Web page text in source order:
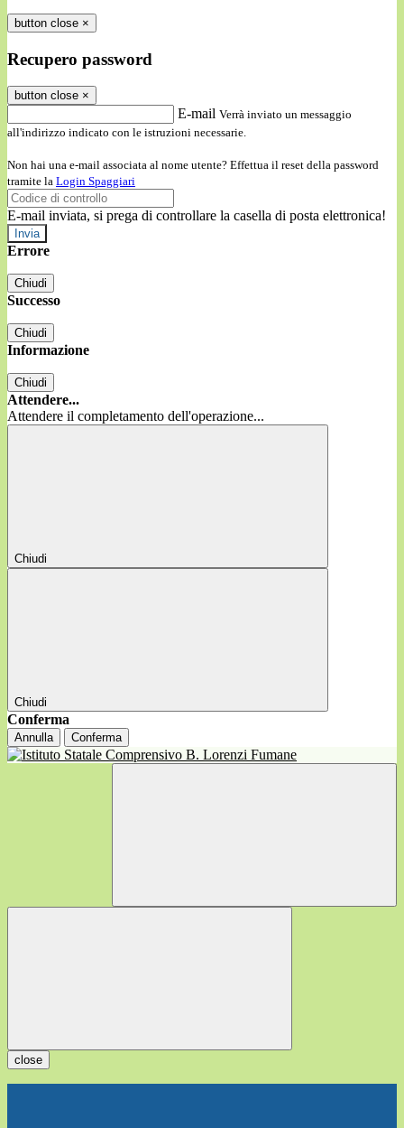
button close ×
Recupero password
button close ×
E-mail Verrà inviato un messaggio
all'indirizzo indicato con le istruzioni necessarie.
Non hai una e-mail associata al nome utente? Effettua il reset della password
tramite la Login Spaggiari
E-mail inviata, si prega di controllare la casella di posta elettronica!
Errore
Chiudi
Successo
Chiudi
Informazione
Chiudi
Attendere...
Attendere il completamento dell'operazione...
Chiudi
Chiudi
Conferma
Annulla Conferma
close